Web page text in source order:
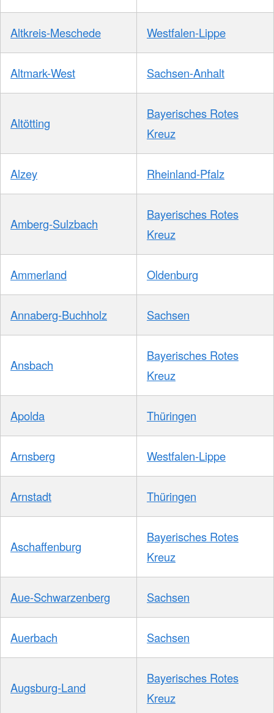
Altkreis-Meschede Westfalen-Lippe
Altmark-West Sachsen-Anhalt
Altötting
Bayerisches Rotes
Kreuz
Alzey Rheinland-Pfalz
Amberg-Sulzbach
Bayerisches Rotes
Kreuz
Ammerland Oldenburg
Annaberg-Buchholz Sachsen
Ansbach
Bayerisches Rotes
Kreuz
Apolda Thüringen
Arnsberg Westfalen-Lippe
Arnstadt Thüringen
Aschaffenburg
Bayerisches Rotes
Kreuz
Aue-Schwarzenberg Sachsen
Auerbach Sachsen
Augsburg-Land
Bayerisches Rotes
Kreuz